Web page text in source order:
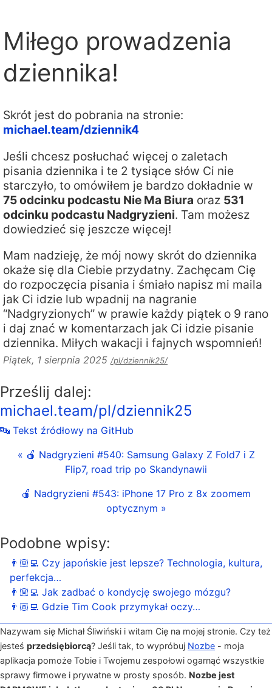
Miłego prowadzenia
dziennika!
Skrót jest do pobrania na stronie:
michael.team/dziennik4
Jeśli chcesz posłuchać więcej o zaletach
pisania dziennika i te 2 tysiące słów Ci nie
starczyło, to omówiłem je bardzo dokładnie w
75 odcinku podcastu Nie Ma Biura oraz 531
odcinku podcastu Nadgryzieni. Tam możesz
dowiedzieć się jeszcze więcej!
Mam nadzieję, że mój nowy skrót do dziennika
okaże się dla Ciebie przydatny. Zachęcam Cię
do rozpoczęcia pisania i śmiało napisz mi maila
jak Ci idzie lub wpadnij na nagranie
“Nadgryzionych” w prawie każdy piątek o 9 rano
i daj znać w komentarzach jak Ci idzie pisanie
dziennika. Miłych wakacji i fajnych wspomnień!
Piątek, 1 sierpnia 2025 /pl/dziennik25/
Prześlij dalej:
michael.team/pl/dziennik25
🔤 Tekst źródłowy na GitHub
« 🍎 Nadgryzieni #540: Samsung Galaxy Z Fold7 i Z
Flip7, road trip po Skandynawii
🍎 Nadgryzieni #543: iPhone 17 Pro z 8x zoomem
optycznym »
Podobne wpisy:
👨🏼‍💻 Czy japońskie jest lepsze? Technologia, kultura,
perfekcja…
👨🏼‍💻 Jak zadbać o kondycję swojego mózgu?
👨🏼‍💻 Gdzie Tim Cook przymykał oczy…
Nazywam się Michał Śliwiński i witam Cię na mojej stronie. Czy też
jesteś przedsiębiorcą? Jeśli tak, to wypróbuj Nozbe - moja
aplikacja pomoże Tobie i Twojemu zespołowi ogarnąć wszystkie
sprawy firmowe i prywatne w prosty sposób. Nozbe jest